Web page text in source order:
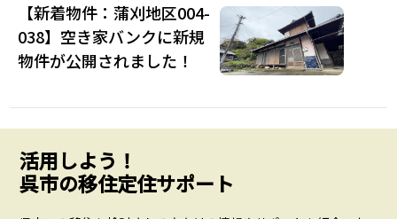
【新着物件：蒲刈地区004-
038】空き家バンクに新規
物件が公開されました！
活用しよう！
呉市の移住定住サポート